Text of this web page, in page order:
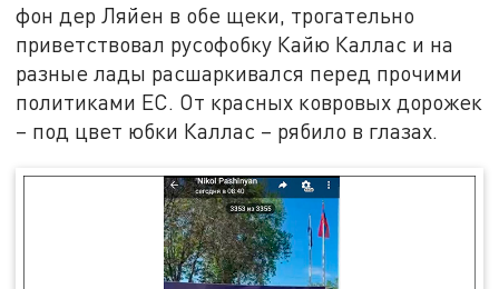
фон дер Ляйен в обе щеки, трогательно
приветствовал русофобку Кайю Каллас и на
разные лады расшаркивался перед прочими
политиками ЕС. От красных ковровых дорожек
– под цвет юбки Каллас – рябило в глазах.